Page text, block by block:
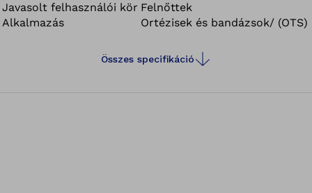
Javasolt felhasználói kör Felnőttek
Alkalmazás
Ortézisek és bandázsok/ (OTS)
Összes specifikáció